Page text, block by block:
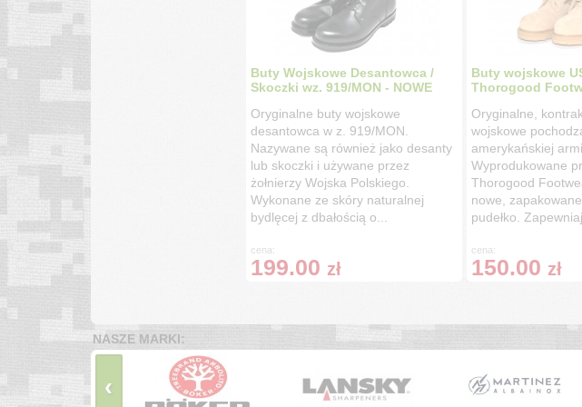
Buty Wojskowe Desantowca /
Skoczki wz. 919/MON - NOWE
Oryginalne buty wojskowe
desantowca w z. 919/MON.
Nazywane są również jako desanty
lub skoczki i używane przez
żołnierzy Wojska Polskiego.
Wykonane ze skóry naturalnej
bydlęcej z dbałością o...
cena:
199.00 zł
Buty wojskowe
Thorogood
Oryginalne,
wojskowe
amerykańskiej
Wyprodukowane
Thorogood
nowe,
pudełko.
cena:
150.00 zł
NASZE MARKI:
‹